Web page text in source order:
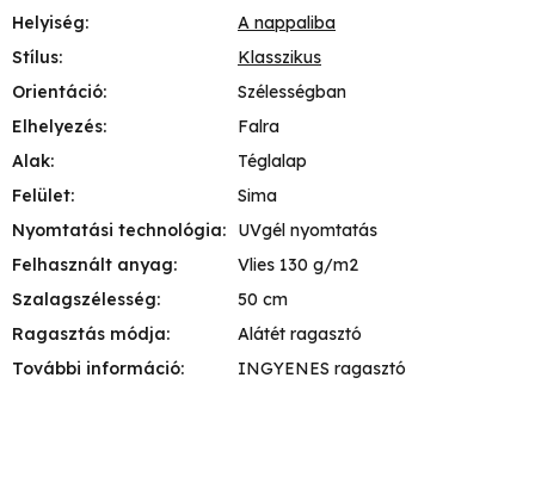
Helyiség:
A nappaliba
Stílus:
Klasszikus
Orientáció:
Szélességban
Elhelyezés:
Falra
Alak:
Téglalap
Felület:
Sima
Nyomtatási technológia:
UVgél nyomtatás
Felhasznált anyag:
Vlies 130 g/m2
Szalagszélesség:
50 cm
Ragasztás módja:
Alátét ragasztó
További információ: INGYENES ragasztó